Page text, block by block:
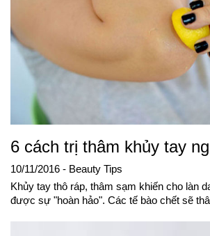
6 cách trị thâm khủy tay
10/11/2016 - Beauty Tips
Khủy tay thô ráp, thâm sạm khiến cho làn
được sự "hoàn hảo". Các tế bào chết sẽ